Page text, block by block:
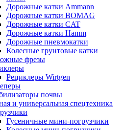
Дорожные катки Ammann
Дорожные катки BOMAG
Дорожные катки CAT
Дорожные катки Hamm
Дорожные пневмокатки
Колесные грунтовые катки
фрезы
Рециклеры Wirtgen
почвы
и универсальная спецтехника
Гусеничные мини-погрузчики